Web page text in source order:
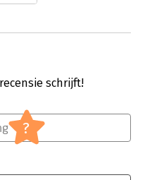
je
schrijft!
?